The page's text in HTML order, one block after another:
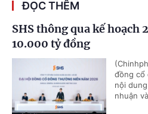
ĐỌC THÊM
SHS thông qua kế hoạch
10.000 tỷ đồng
đồng cổ
nội
nhuận